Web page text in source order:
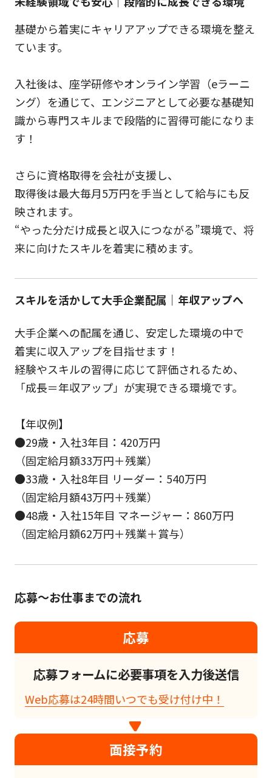
基礎から着実にキャリアアップできる環境を整え
ています。
入社後は、座学研修やオンライン学習（eラーニ
ング）を通じて、エンジニアとして必要な基礎知
識から専門スキルまで段階的に習得可能になりま
す！
さらに資格取得を会社が支援し、
取得後は最大毎月5万円を手当として給与にも反
映されます。
“やった分だけ成長と収入につながる”環境で、将
来に向けたスキルを着実に積めます。
スキルを活かして大手企業配属｜年収アップへ
大手企業への配属を通じ、安定した環境の中で
着実に収入アップを目指せます！
経験やスキルの習得に応じて評価されるため、
「成長＝年収アップ」が実現できる環境です。
【年収例】
●29歳・入社3年目：420万円
（固定給月額33万円＋残業）
●33歳・入社8年目 リーダー：540万円
（固定給月額43万円＋残業）
●48歳・入社15年目 マネージャー：860万円
（固定給月額62万円＋残業＋賞与）
応募～お仕事までの流れ
応募
応募フォームに必要事項を入力後送信
Web応募は24時間いつでも受け付け中！
面接予約